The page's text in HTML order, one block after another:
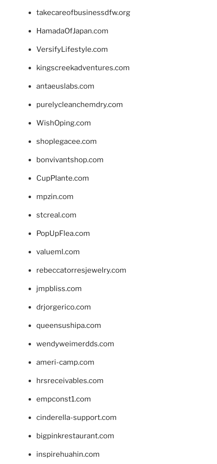
takecareofbusinessdfw.org
HamadaOfJapan.com
VersifyLifestyle.com
kingscreekadventures.com
antaeuslabs.com
purelycleanchemdry.com
WishOping.com
shoplegacee.com
bonvivantshop.com
CupPlante.com
mpzin.com
stcreal.com
PopUpFlea.com
valueml.com
rebeccatorresjewelry.com
jmpbliss.com
drjorgerico.com
queensushipa.com
wendyweimerdds.com
ameri-camp.com
hrsreceivables.com
empconst1.com
cinderella-support.com
bigpinkrestaurant.com
inspirehuahin.com